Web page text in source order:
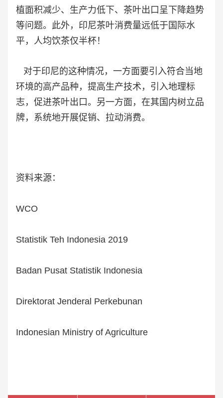
植面积减少、生产力低下、茶叶出口呈下降趋势
等问题。此外，印尼茶叶消费量远低于国际水
平，人均饮茶仅半杯！
对于印尼的这种情况，一方面要引入符合当地
环境的高产品种，提高生产技术，引入地理标
志，促进茶叶出口。另一方面，在其国内树立品
牌，系统地开展促销、拉动消费。
资料来源：
WCO
Statistik Teh Indonesia 2019
Badan Pusat Statistik Indonesia
Direktorat Jenderal Perkebunan
Indonesian Ministry of Agriculture